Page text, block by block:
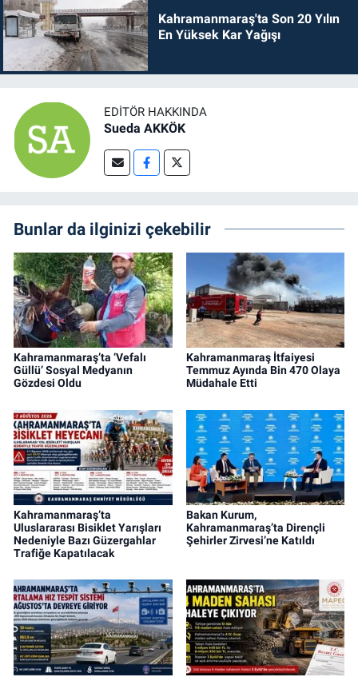
Kahramanmaraş'ta Son 20 Yılın
En Yüksek Kar Yağışı
EDITÖR HAKKINDA
Sueda AKKÖK
Bunlar da ilginizi çekebilir
Kahramanmaraş’ta ‘Vefalı
Güllü’ Sosyal Medyanın
Gözdesi Oldu
Kahramanmaraş İtfaiyesi
Temmuz Ayında Bin 470 Olaya
Müdahale Etti
Kahramanmaraş’ta
Uluslararası Bisiklet Yarışları
Nedeniyle Bazı Güzergahlar
Trafiğe Kapatılacak
Bakan Kurum,
Kahramanmaraş’ta Dirençli
Şehirler Zirvesi’ne Katıldı